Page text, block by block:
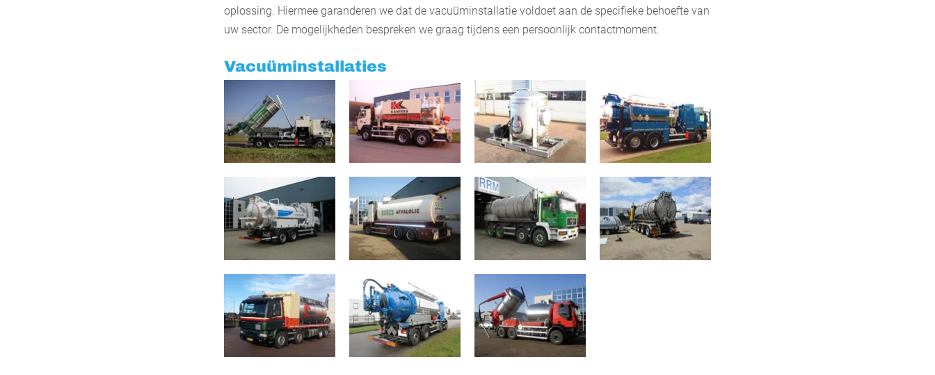
oplossing. Hiermee garanderen we dat de vacuüminstallatie voldoet aan de specifieke behoefte van
uw sector. De mogelijkheden bespreken we graag tijdens een persoonlijk contactmoment.
Vacuüminstallaties